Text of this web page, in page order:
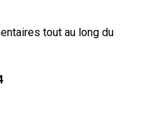
tout au long du